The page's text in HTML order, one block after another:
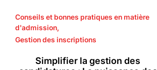
Conseils et bonnes pratiques en matière
d'admission,
Gestion des inscriptions
Simplifier la gestion des